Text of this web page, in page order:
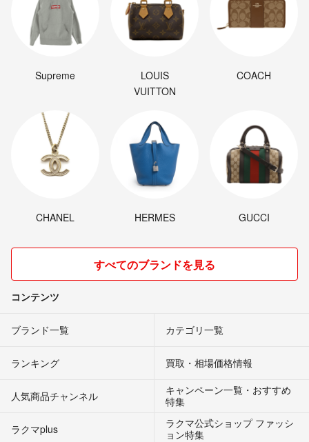
Supreme
LOUIS
VUITTON
COACH
CHANEL HERMES GUCCI
すべてのブランドを見る
コンテンツ
ブランド一覧 カテゴリ一覧
ランキング 買取・相場価格情報
人気商品チャンネル
キャンペーン一覧・おすすめ
特集
ラクマplus
ラクマ公式ショップ ファッシ
ョン特集